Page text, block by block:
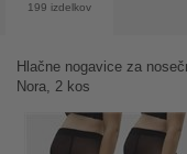
199 izdelkov
Hlačne nogavice za
Nora, 2 kos